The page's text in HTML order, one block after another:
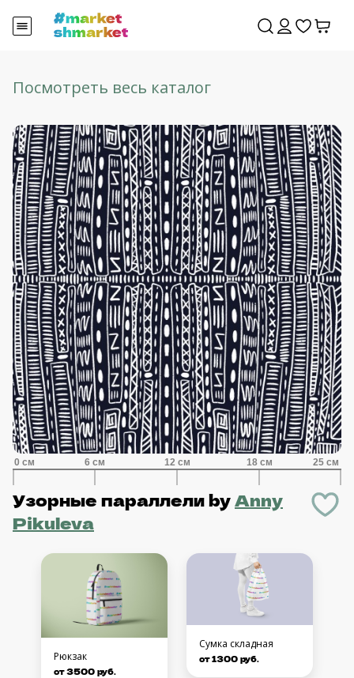
Посмотреть весь каталог
Узорные параллелиbyAnny
Pikuleva
Рюкзак
от 3500 руб.
Сумка складная
от 1300 руб.